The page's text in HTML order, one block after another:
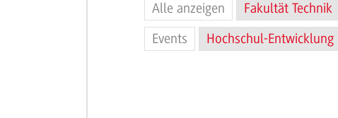
Alle anzeigen Fakultät Technik
Events
Hochschul-Entwicklung